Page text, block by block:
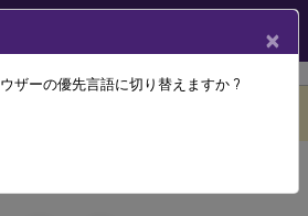
Profile Management 2308
使用したProfile
スト
×
ザーの優先言語に切り替えますか ?